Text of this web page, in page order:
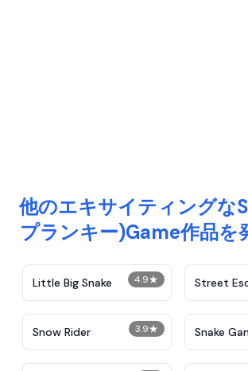
他のエキサイティングな
プランキー)Game作品を
4.9★
Little Big Snake Street
3.9★
Snow Rider Snake